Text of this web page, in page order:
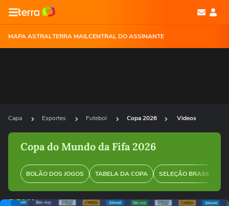
MAPA ASTRALTERRA MAILCENTRAL DO ASSINANTE
Capa Esportes Futebol Copa 2026 Videos
Copa do Mundo da Fifa 2026
BOLÃO DOS JOGOS TABELA DA COPA SELEÇÃO BRASILEIRA